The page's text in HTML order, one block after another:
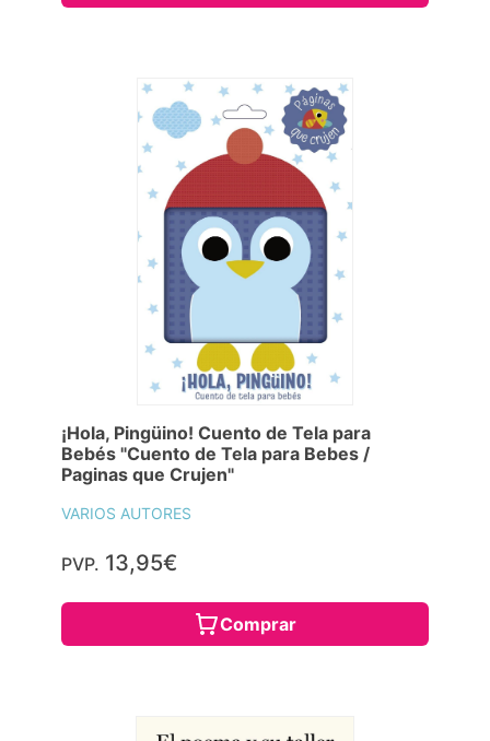
¡Hola, Pingüino! Cuento de Tela para
Bebés "Cuento de Tela para Bebes /
Paginas que Crujen"
VARIOS AUTORES
PVP. 13,95€
Comprar